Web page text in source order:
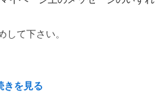
して下さい。
きを見る